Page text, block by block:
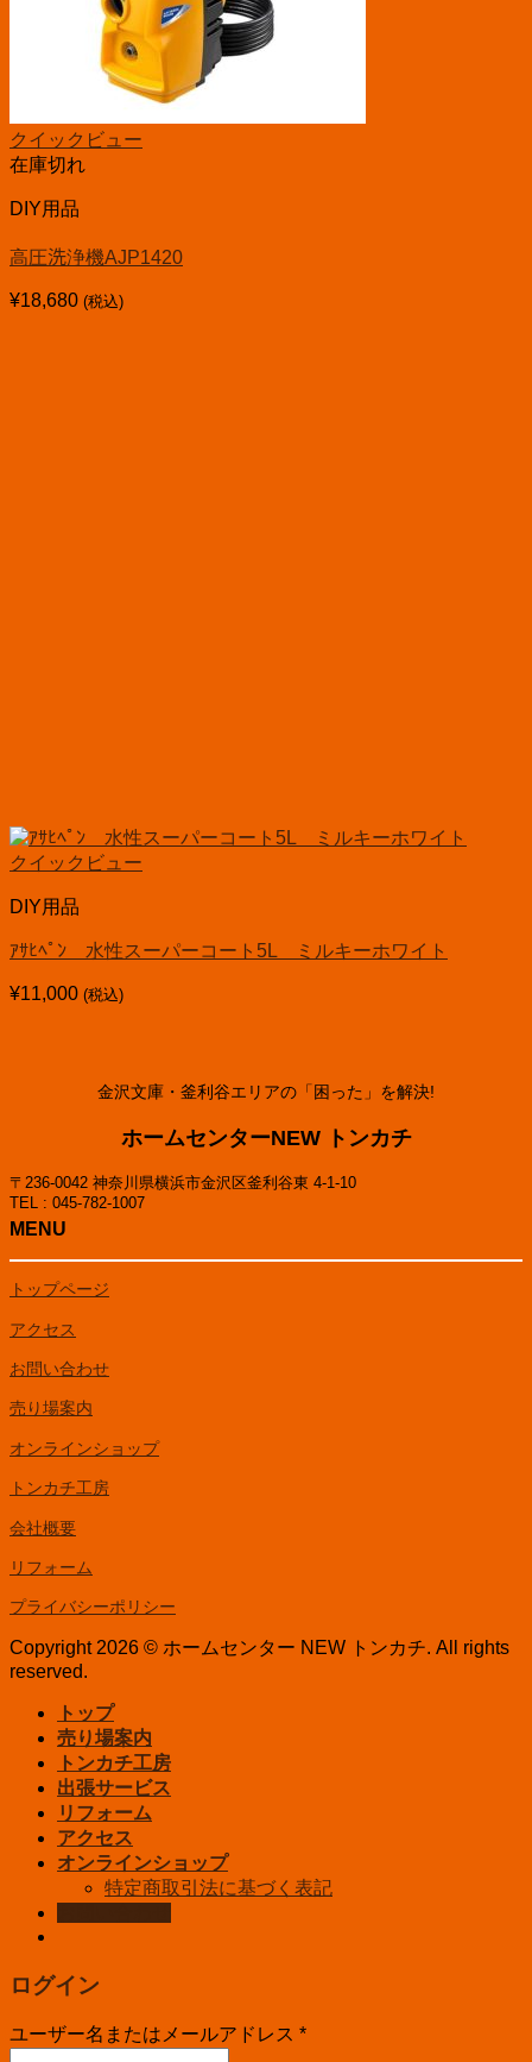
クイックビュー
在庫切れ
DIY用品
高圧洗浄機AJP1420
¥18,680 (税込)
クイックビュー
DIY用品
ｱｻﾋﾍﾟﾝ 水性スーパーコート5L ミルキーホワイト
¥11,000 (税込)
金沢文庫・釜利谷エリアの「困った」を解決!
ホームセンターNEW トンカチ
〒236-0042 神奈川県横浜市金沢区釜利谷東 4-1-10
TEL : 045-782-1007
MENU
トップページ
アクセス
お問い合わせ
売り場案内
オンラインショップ
トンカチ工房
会社概要
リフォーム
プライバシーポリシー
Copyright 2026 © ホームセンター NEW トンカチ. All rights
reserved.
トップ
売り場案内
トンカチ工房
出張サービス
リフォーム
アクセス
オンラインショップ
特定商取引法に基づく表記
ログイン
ユーザー名またはメールアドレス *